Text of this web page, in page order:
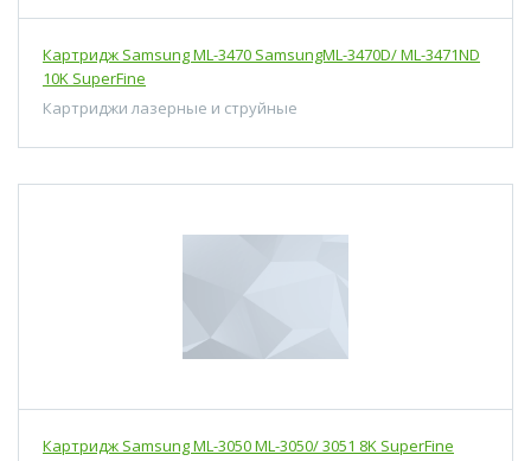
Картридж Samsung ML-3470 SamsungML-3470D/ ML-3471ND
10K SuperFine
Картриджи лазерные и струйные
Картридж Samsung ML-3050 ML-3050/ 3051 8K SuperFine